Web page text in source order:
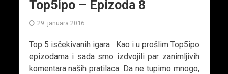
Top5ipo – Epizoda 8
29. januara 2016.
Top 5 isčekivanih igara Kao i u prošlim Top5ipo
epizodama i sada smo izdvojili par zanimljivih
komentara naših pratilaca. Da ne tupimo mnogo,